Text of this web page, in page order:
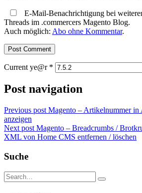
E-Mail-Benachrichtigung bei
Threads im .commercers Magento Blog.
Auch möglich: Abo ohne Kommentar.
Current ye@r *
Post navigation
Previous post Magento – Artikelnummer
anzeigen
Next post Magento – Breadcrumbs /
XML von Home CMS entfernen / löschen
Suche